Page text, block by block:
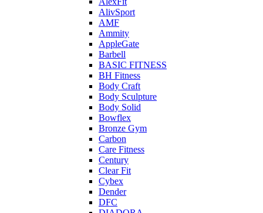
AlivSport
AMF
Ammity
AppleGate
Barbell
BASIC FITNESS
BH Fitness
Body Craft
Body Sculpture
Body Solid
Bowflex
Bronze Gym
Carbon
Care Fitness
Century
Clear Fit
Cybex
Dender
DFC